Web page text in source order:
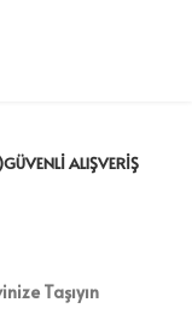
GÜVENLI ALIŞVERIŞ
Taşıyın